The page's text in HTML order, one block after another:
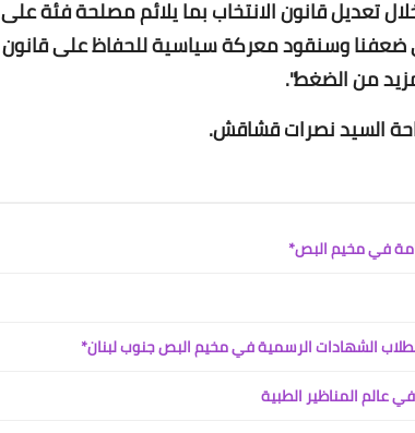
تعديل قانون الانتخاب بما يلائم مصلحة فئة على
ضعفنا وسنقود معركة سياسية للحفاظ على قانون
من الضغط".
السيد نصرات قشاقش.
في مخيم البص*
الشهادات الرسمية في مخيم البص جنوب لبنان*
Www.albuss.net
04 فبراير 2021